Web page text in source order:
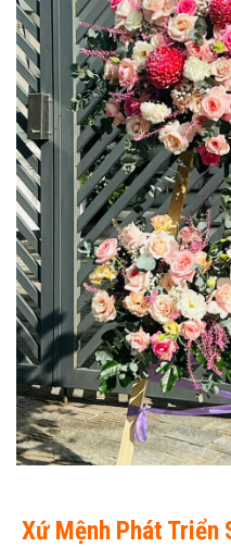
Xứ Mệnh Phát Triển